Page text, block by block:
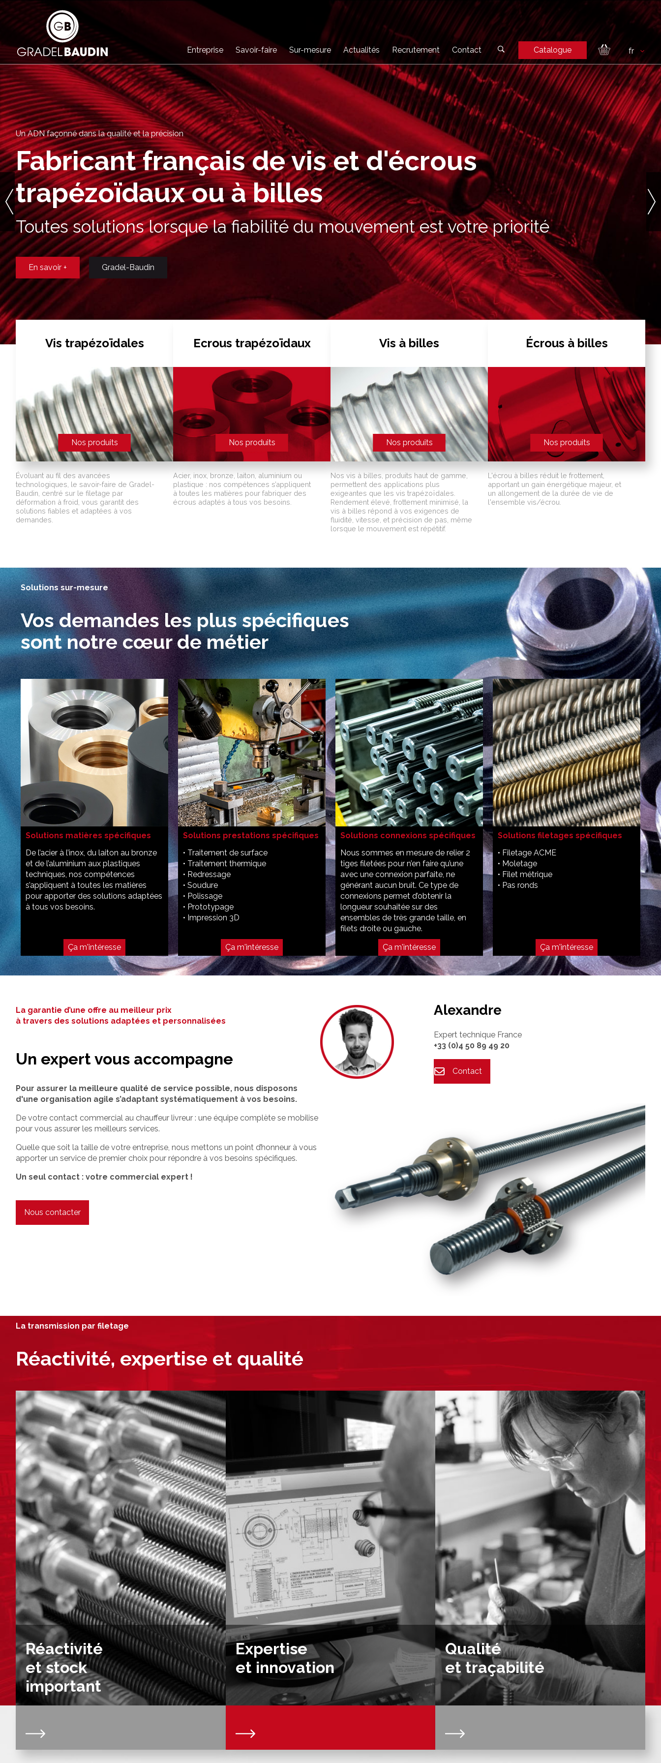
Entreprise Savoir-faire Sur-mesure Actualités Recrutement Contact Catalogue
Un ADN façonné dans la qualité et la précision
Fabricant français de vis et d'écrous
trapézoïdaux ou à billes
Toutes solutions lorsque la fiabilité du mouvement est votre priorité
En savoir + Gradel-Baudin
Vis trapézoïdales
Nos produits
Évoluant au fil des avancées
technologiques, le savoir-faire de Gradel-
Baudin, centré sur le filetage par
déformation à froid, vous garantit des
solutions fiables et adaptées à vos
demandes.
Ecrous trapézoïdaux
Nos produits
Acier, inox, bronze, laiton, aluminium ou
plastique : nos compétences s’appliquent
à toutes les matières pour fabriquer des
écrous adaptés à tous vos besoins.
Vis à billes
Nos produits
Nos vis à billes, produits haut de gamme,
permettent des applications plus
exigeantes que les vis trapézoïdales.
Rendement élevé, frottement minimisé, la
vis à billes répond à vos exigences de
fluidité, vitesse, et précision de pas, même
lorsque le mouvement est répétitif.
Écrous à billes
Nos produits
L'écrou à billes réduit le frottement,
apportant un gain énergétique majeur, et
un allongement de la durée de vie de
l'ensemble vis/écrou.
Solutions sur-mesure
Vos demandes les plus spécifiques
sont notre cœur de métier
Solutions matières spécifiques
De l’acier à l’inox, du laiton au bronze
et de l’aluminium aux plastiques
techniques, nos compétences
s’appliquent à toutes les matières
pour apporter des solutions adaptées
à tous vos besoins.
Ça m'intéresse
Solutions prestations spécifiques
• Traitement de surface
• Traitement thermique
• Redressage
• Soudure
• Polissage
• Prototypage
• Impression 3D
Ça m'intéresse
Solutions connexions spécifiques
Nous sommes en mesure de relier 2
tiges filetées pour n’en faire qu’une
avec une connexion parfaite, ne
générant aucun bruit. Ce type de
connexions permet d’obtenir la
longueur souhaitée sur des
ensembles de très grande taille, en
filets droite ou gauche.
Ça m'intéresse
Solutions filetages spécifiques
• Filetage ACME
• Moletage
• Filet métrique
• Pas ronds
Ça m'intéresse
La garantie d’une offre au meilleur prix
à travers des solutions adaptées et personnalisées
Un expert vous accompagne
Pour assurer la meilleure qualité de service possible, nous disposons
d'une organisation agile s’adaptant systématiquement à vos besoins.
De votre contact commercial au chauffeur livreur : une équipe complète se mobilise
pour vous assurer les meilleurs services.
Quelle que soit la taille de votre entreprise, nous mettons un point d’honneur à vous
apporter un service de premier choix pour répondre à vos besoins spécifiques.
Un seul contact : votre commercial expert !
Nous contacter
Alexandre
Expert technique France
+33 (0)4 50 89 49 20
Contact
La transmission par filetage
Réactivité, expertise et qualité
Réactivité
et stock
important
Notre niveau de stock constant, sur une gamme
Expertise
et innovation
Nous sommes une force de proposition et nous
Qualité
et traçabilité
Certifié ISO 9001:V2015 depuis plus de 20 ans, nous